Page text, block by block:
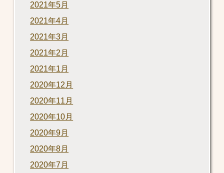
2021年5月
2021年4月
2021年3月
2021年2月
2021年1月
2020年12月
2020年11月
2020年10月
2020年9月
2020年8月
2020年7月